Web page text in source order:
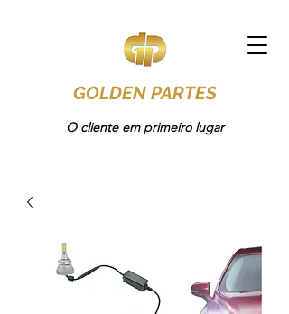
GOLDEN PARTES
O cliente em primeiro lugar